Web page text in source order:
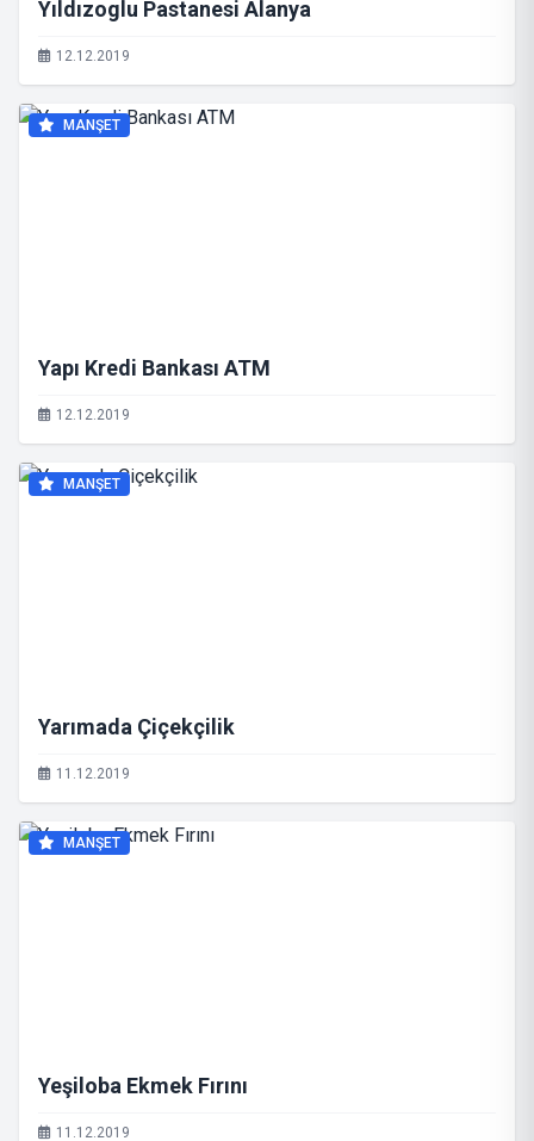
Yıldızoglu Pastanesi Alanya
12.12.2019
MANŞET
Yapı Kredi Bankası ATM
12.12.2019
MANŞET
Yarımada Çiçekçilik
11.12.2019
MANŞET
Yeşiloba Ekmek Fırını
11.12.2019